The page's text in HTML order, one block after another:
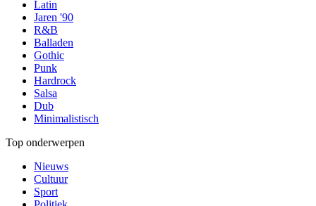
Latin
Jaren '90
R&B
Balladen
Gothic
Punk
Hardrock
Salsa
Dub
Minimalistisch
Top onderwerpen
Nieuws
Cultuur
Sport